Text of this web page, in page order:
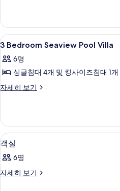
모
두
보
기
Villa
자
세
보
기
3
Bedroom
Seaview
Pool
Villa
모
두
보
기
9
3 Bedroom Seaview Pool Villa
6명
싱글침대 4개 및 킹사이즈침대 1개
자세히 보기
3
Villa
자
세
히
보
기
객
실
진
15
객실
6명
자세히 보기
객